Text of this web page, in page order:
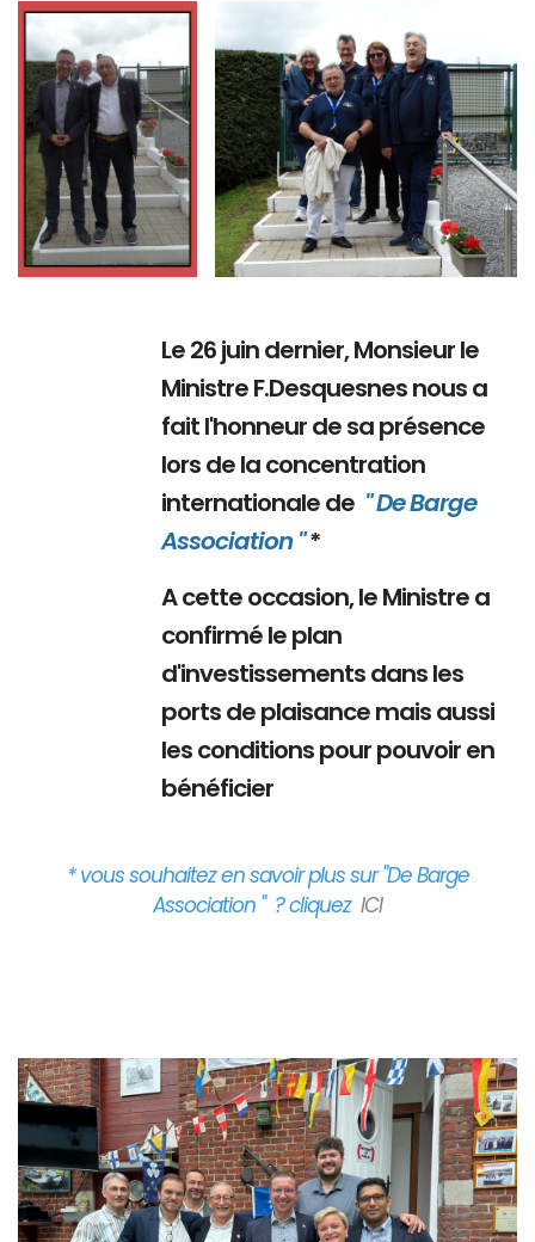
Branding
ARMCHAIR ARMCHAIR
Le 26 juin dernier, Monsieur le
Ministre F.Desquesnes nous a
fait l'honneur de sa présence
lors de la concentration
internationale de " De Barge
Association "*
A cette occasion, le Ministre a
confirmé le plan
d'investissements dans les
ports de plaisance mais aussi
les conditions pour pouvoir en
bénéficier
* vous souhaitez en savoir plus sur "De Barge
Association " ? cliquez ICI
Branding
ARMCHAIR